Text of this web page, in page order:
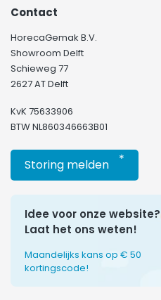
Contact
HorecaGemak B.V.
Showroom Delft
Schieweg 77
2627 AT Delft
KvK 75633906
BTW NL860346663B01
Storing melden *
Idee voor onze website?
Laat het ons weten!
Maandelijks kans op € 50
kortingscode!